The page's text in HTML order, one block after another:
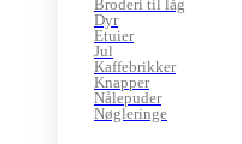
Broderi til låg
Dyr
Etuier
Jul
Kaffebrikker
Knapper
Nålepuder
Nøgleringe